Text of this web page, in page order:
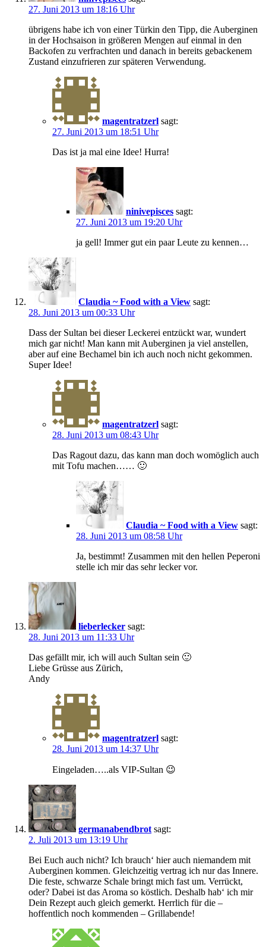
27. Juni 2013 um 18:16 Uhr
übrigens habe ich von einer Türkin den Tipp, die Auberginen
in der Hochsaison in größeren Mengen auf einmal in den
Backofen zu verfrachten und danach in bereits gebackenem
Zustand einzufrieren zur späteren Verwendung.
magentratzerl sagt:
27. Juni 2013 um 18:51 Uhr
Das ist ja mal eine Idee! Hurra!
ninivepisces sagt:
27. Juni 2013 um 19:20 Uhr
ja gell! Immer gut ein paar Leute zu kennen…
Claudia ~ Food with a View sagt:
28. Juni 2013 um 00:33 Uhr
Dass der Sultan bei dieser Leckerei entzückt war, wundert
mich gar nicht! Man kann mit Auberginen ja viel anstellen,
aber auf eine Bechamel bin ich auch noch nicht gekommen.
Super Idee!
magentratzerl sagt:
28. Juni 2013 um 08:43 Uhr
Das Ragout dazu, das kann man doch womöglich auch
mit Tofu machen…… 🙂
Claudia ~ Food with a View sagt:
28. Juni 2013 um 08:58 Uhr
Ja, bestimmt! Zusammen mit den hellen Peperoni
stelle ich mir das sehr lecker vor.
lieberlecker sagt:
28. Juni 2013 um 11:33 Uhr
Das gefällt mir, ich will auch Sultan sein 🙂
Liebe Grüsse aus Zürich,
Andy
magentratzerl sagt:
28. Juni 2013 um 14:37 Uhr
Eingeladen…..als VIP-Sultan 😉
germanabendbrot sagt:
2. Juli 2013 um 13:19 Uhr
Bei Euch auch nicht? Ich brauch‘ hier auch niemandem mit
Auberginen kommen. Gleichzeitig vertrag ich nur das Innere.
Die feste, schwarze Schale bringt mich fast um. Verrückt,
oder? Dabei ist das Aroma so köstlich. Deshalb hab‘ ich mir
Dein Rezept auch gleich gemerkt. Herrlich für die –
hoffentlich noch kommenden – Grillabende!